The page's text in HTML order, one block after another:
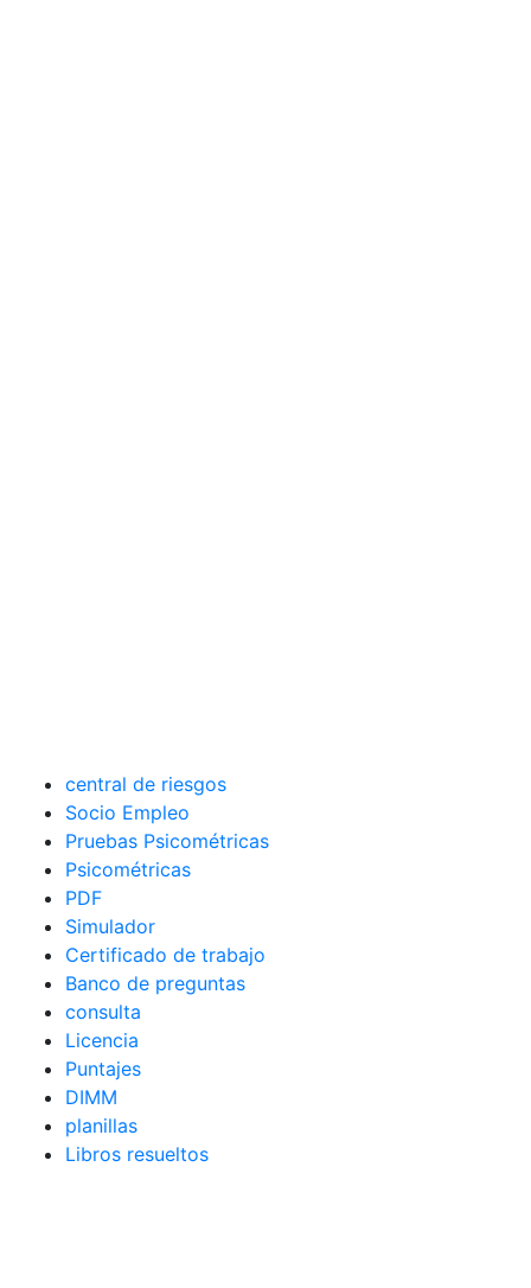
central de riesgos
Socio Empleo
Pruebas Psicométricas
Psicométricas
PDF
Simulador
Certificado de trabajo
Banco de preguntas
consulta
Licencia
Puntajes
DIMM
planillas
Libros resueltos